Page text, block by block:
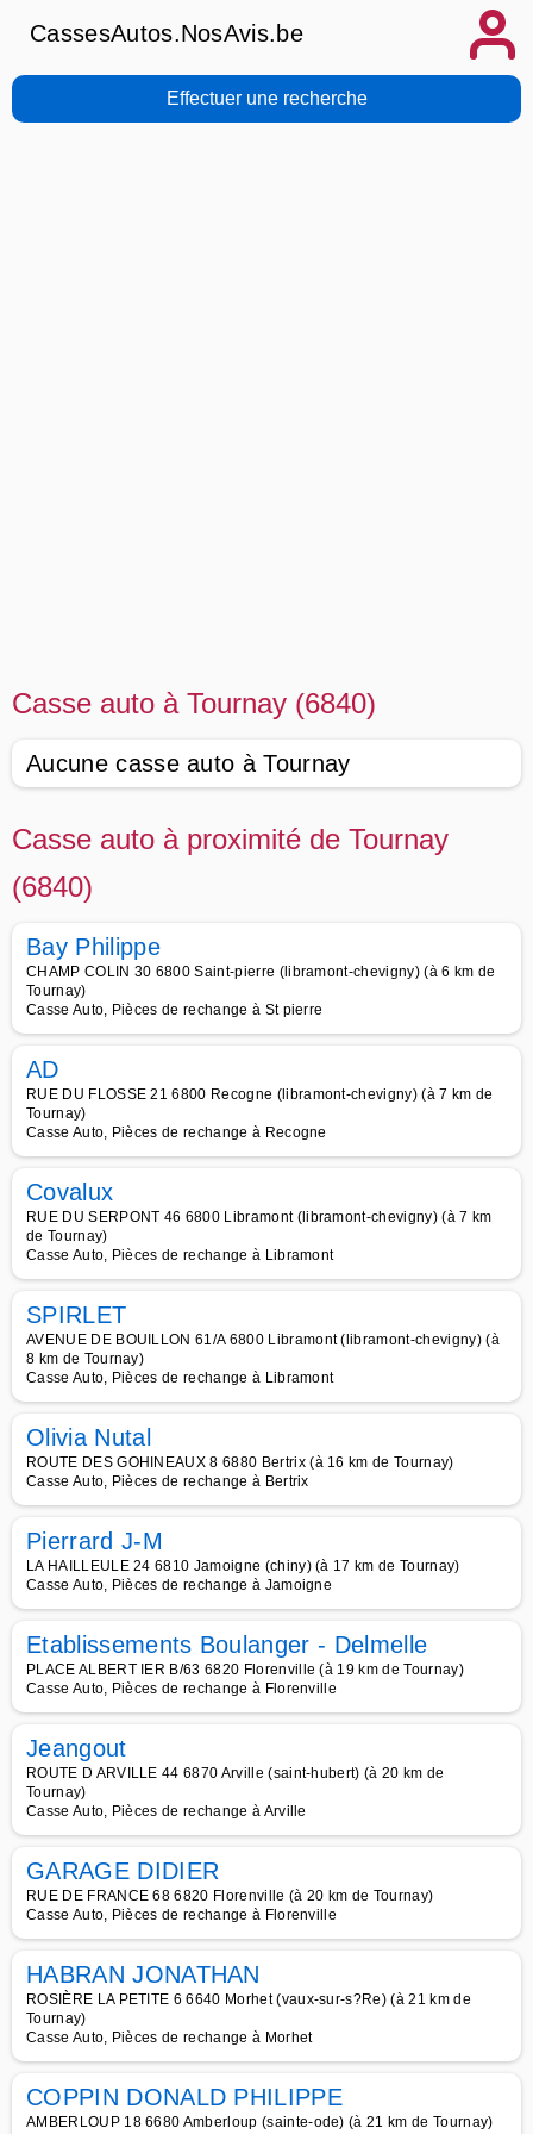
CassesAutos.NosAvis.be
Effectuer une recherche
Casse auto à Tournay (6840)
Aucune casse auto à Tournay
Casse auto à proximité de Tournay
(6840)
Bay Philippe
CHAMP COLIN 30 6800 Saint-pierre (libramont-chevigny) (à 6 km de
Tournay)
Casse Auto, Pièces de rechange à St pierre
AD
RUE DU FLOSSE 21 6800 Recogne (libramont-chevigny) (à 7 km de
Tournay)
Casse Auto, Pièces de rechange à Recogne
Covalux
RUE DU SERPONT 46 6800 Libramont (libramont-chevigny) (à 7 km
de Tournay)
Casse Auto, Pièces de rechange à Libramont
SPIRLET
AVENUE DE BOUILLON 61/A 6800 Libramont (libramont-chevigny) (à
8 km de Tournay)
Casse Auto, Pièces de rechange à Libramont
Olivia Nutal
ROUTE DES GOHINEAUX 8 6880 Bertrix (à 16 km de Tournay)
Casse Auto, Pièces de rechange à Bertrix
Pierrard J-M
LA HAILLEULE 24 6810 Jamoigne (chiny) (à 17 km de Tournay)
Casse Auto, Pièces de rechange à Jamoigne
Etablissements Boulanger - Delmelle
PLACE ALBERT IER B/63 6820 Florenville (à 19 km de Tournay)
Casse Auto, Pièces de rechange à Florenville
Jeangout
ROUTE D ARVILLE 44 6870 Arville (saint-hubert) (à 20 km de
Tournay)
Casse Auto, Pièces de rechange à Arville
GARAGE DIDIER
RUE DE FRANCE 68 6820 Florenville (à 20 km de Tournay)
Casse Auto, Pièces de rechange à Florenville
HABRAN JONATHAN
ROSIÈRE LA PETITE 6 6640 Morhet (vaux-sur-s?Re) (à 21 km de
Tournay)
Casse Auto, Pièces de rechange à Morhet
COPPIN DONALD PHILIPPE
AMBERLOUP 18 6680 Amberloup (sainte-ode) (à 21 km de Tournay)